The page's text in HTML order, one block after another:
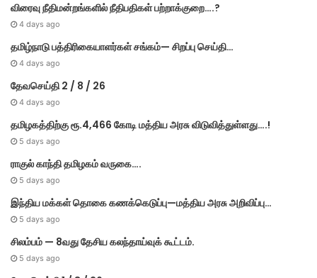
விரைவு நீதிமன்றங்களில் நீதிபதிகள் பற்றாக்குறை….?
4 days ago
தமிழ்நாடு பத்திரிகையாளர்கள் சங்கம்— சிறப்பு செய்தி…
4 days ago
தேவசெய்தி 2 / 8 / 26
4 days ago
தமிழகத்திற்கு ரூ.4,466 கோடி மத்திய அரசு விடுவித்துள்ளது….!
5 days ago
ராகுல் காந்தி தமிழகம் வருகை….
5 days ago
இந்திய மக்கள் தொகை கணக்கெடுப்பு—மத்திய அரசு அறிவிப்பு…
5 days ago
சிலம்பம் — 8வது தேசிய கலந்தாய்வுக் கூட்டம்.
5 days ago